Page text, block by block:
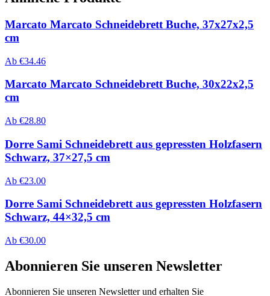
Marcato Marcato Schneidebrett Buche, 37x27x2,5
cm
Ab €34.46
Marcato Marcato Schneidebrett Buche, 30x22x2,5
cm
Ab €28.80
Dorre Sami Schneidebrett aus gepressten Holzfasern
Schwarz, 37×27,5 cm
Ab €23.00
Dorre Sami Schneidebrett aus gepressten Holzfasern
Schwarz, 44×32,5 cm
Ab €30.00
Abonnieren Sie unseren Newsletter
Abonnieren Sie unseren Newsletter und erhalten Sie